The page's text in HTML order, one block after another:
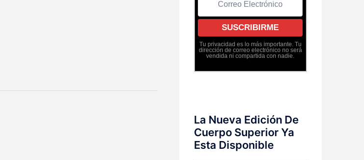
Tu privacidad es lo más importante. Tu
dirección de correo electrónico no será
vendida ni compartida con nadie.
La Nueva Edición De
Cuerpo Superior Ya
Esta Disponible